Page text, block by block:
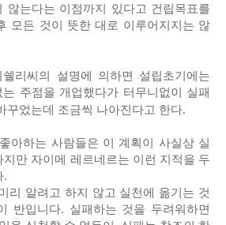
않는다는 이점까지 있다고 건립목표를
모든 것이 뜻한 대로 이루어지지는 않
쉘리씨의 설명에 의하면 설립초기에는
주점을 개업했다가 터무니없이 실패
꾸었는데 조금씩 나아진다고 한다.
아하는 사람들은 이 계획이 사실상 실
만 자이메 레르네르는 이런 지적을 두
.
리 알려고 하지 않고 실천에 옮기는 것
반입니다. 실패하는 것을 두려워하면